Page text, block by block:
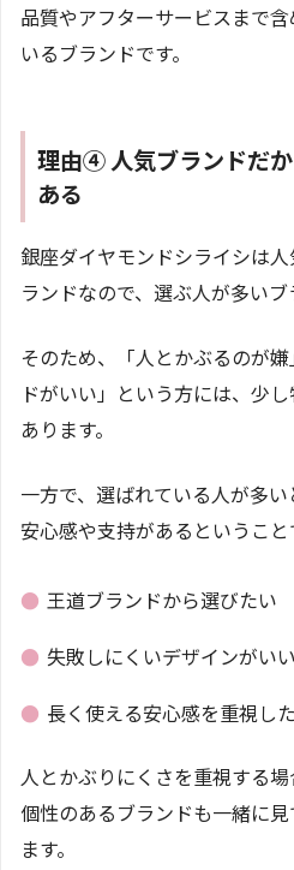
品質やアフターサービスまで
いるブランドです。
理由④ 人気ブランドだ
ある
銀座ダイヤモンドシライシは
ランドなので、選ぶ人が多いブ
そのため、「人とかぶるのが
ドがいい」という方には、少
あります。
一方で、選ばれている人が多
安心感や支持があるということ
● 王道ブランドから選びたい
● 失敗しにくいデザインがいい
● 長く使える安心感を重視し
人とかぶりにくさを重視する
個性のあるブランドも一緒に
ます。